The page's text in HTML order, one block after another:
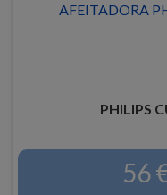
AFEITADORA
PHILIPS
56